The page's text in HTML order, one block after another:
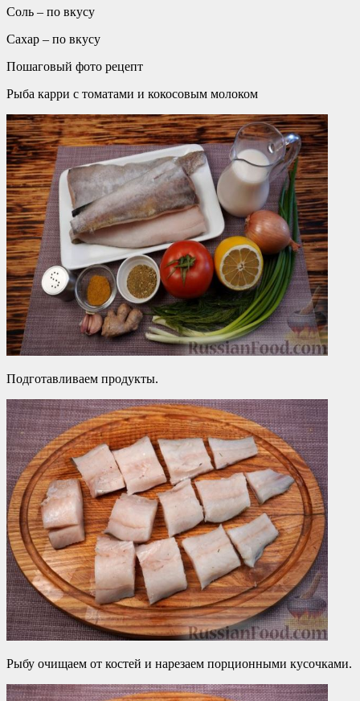
Соль – по вкусу
Сахар – по вкусу
Пошаговый фото рецепт
Рыба карри с томатами и кокосовым молоком
Подготавливаем продукты.
Рыбу очищаем от костей и нарезаем порционными кусочками.